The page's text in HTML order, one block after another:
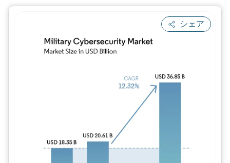
シェア
画像 © Mordor Intelligence。再利用には